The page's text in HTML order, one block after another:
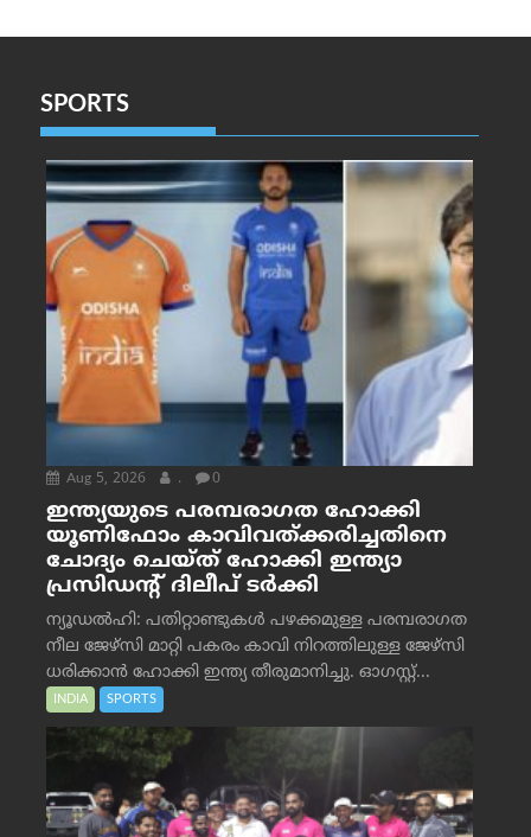
SPORTS
Aug 5, 2026 . 0
ഇന്ത്യയുടെ പരമ്പരാഗത ഹോക്കി
യൂണിഫോം കാവിവത്ക്കരിച്ചതിനെ
ചോദ്യം ചെയ്ത് ഹോക്കി ഇന്ത്യാ
പ്രസിഡന്റ് ദിലീപ് ടര്‍ക്കി
ന്യൂഡൽഹി: പതിറ്റാണ്ടുകൾ പഴക്കമുള്ള പരമ്പരാഗത
നീല ജേഴ്‌സി മാറ്റി പകരം കാവി നിറത്തിലുള്ള ജേഴ്‌സി
ധരിക്കാൻ ഹോക്കി ഇന്ത്യ തീരുമാനിച്ചു. ഓഗസ്റ്റ്...
INDIA SPORTS